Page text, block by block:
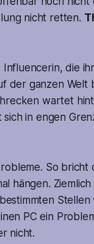
nicht retten.
die
der ganzen Welt
wartet
in engen
So bricht
hängen.
PC ein
nicht.